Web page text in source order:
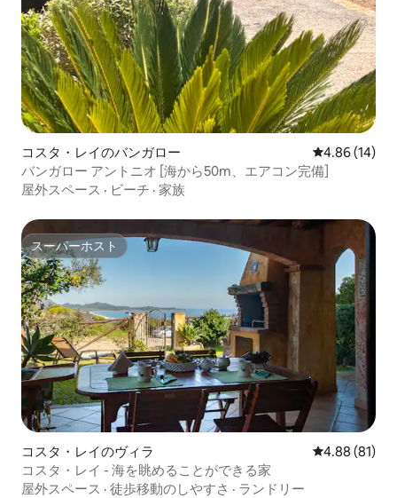
コスタ・レイのバンガロー レビュー14
4.86 (14)
バンガロー アントニオ [海から50m、エアコン完備]
屋外スペース · ビーチ · 家族
スーパーホスト
スーパーホスト
コスタ・レイのヴィラ レビュー81
4.88 (81)
コスタ・レイ - 海を眺めることができる家
屋外スペース · 徒歩移動のしやすさ · ランドリー